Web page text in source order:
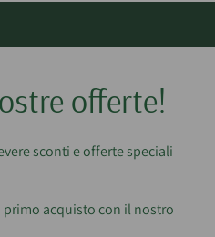
offerte!
sconti e offerte speciali
acquisto con il nostro